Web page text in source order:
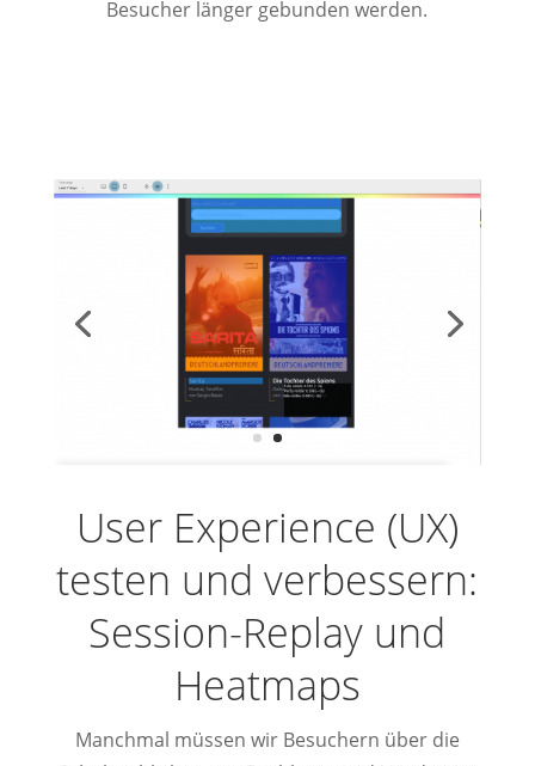
Besucher länger gebunden werden.
User Experience (UX)
testen und verbessern:
Session-Replay und
Heatmaps
Manchmal müssen wir Besuchern über die